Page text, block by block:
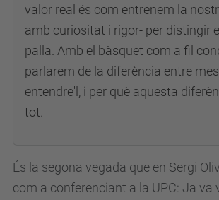
valor real és com entrenem la
amb curiositat i rigor- per distingir
palla. Amb el bàsquet com a fil
parlarem de la diferència entre
entendre'l, i per què aquesta
tot.
És la segona vegada que en Sergi
com a conferenciant a la UPC: Ja va